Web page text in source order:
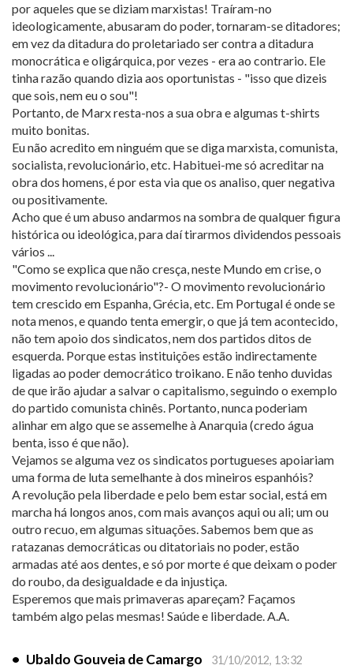
por aqueles que se diziam marxistas! Traíram-no
ideologicamente, abusaram do poder, tornaram-se ditadores;
em vez da ditadura do proletariado ser contra a ditadura
monocrática e oligárquica, por vezes - era ao contrario. Ele
tinha razão quando dizia aos oportunistas - "isso que dizeis
que sois, nem eu o sou"!
Portanto, de Marx resta-nos a sua obra e algumas t-shirts
muito bonitas.
Eu não acredito em ninguém que se diga marxista, comunista,
socialista, revolucionário, etc. Habituei-me só acreditar na
obra dos homens, é por esta via que os analiso, quer negativa
ou positivamente.
Acho que é um abuso andarmos na sombra de qualquer figura
histórica ou ideológica, para daí tirarmos dividendos pessoais
vários ...
"Como se explica que não cresça, neste Mundo em crise, o
movimento revolucionário"?- O movimento revolucionário
tem crescido em Espanha, Grécia, etc. Em Portugal é onde se
nota menos, e quando tenta emergir, o que já tem acontecido,
não tem apoio dos sindicatos, nem dos partidos ditos de
esquerda. Porque estas instituições estão indirectamente
ligadas ao poder democrático troikano. E não tenho duvidas
de que irão ajudar a salvar o capitalismo, seguindo o exemplo
do partido comunista chinês. Portanto, nunca poderiam
alinhar em algo que se assemelhe à Anarquia (credo água
benta, isso é que não).
Vejamos se alguma vez os sindicatos portugueses apoiariam
uma forma de luta semelhante à dos mineiros espanhóis?
A revolução pela liberdade e pelo bem estar social, está em
marcha há longos anos, com mais avanços aqui ou ali; um ou
outro recuo, em algumas situações. Sabemos bem que as
ratazanas democráticas ou ditatoriais no poder, estão
armadas até aos dentes, e só por morte é que deixam o poder
do roubo, da desigualdade e da injustiça.
Esperemos que mais primaveras apareçam? Façamos
também algo pelas mesmas! Saúde e liberdade. A.A.
• Ubaldo Gouveia de Camargo 31/10/2012, 13:32